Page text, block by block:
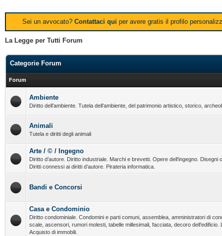
Sei un avvocato? Contattaci qui per avere gratis il profilo
La Legge per Tutti Forum
Categorie Forum
Forum
Ambiente
Diritto dell’ambiente. Tutela dell’ambiente, del patrimonio artistico, storico,
Animali
Tutela e diritti degli animali
Arte / © / Ingegno
Diritto d’autore. Diritto industriale. Marchi e brevetti. Opere dell’ingegno. Disegni
Diritti connessi ai diritti d’autore. Pirateria informatica.
Bandi e Concorsi
Casa e Condominio
Diritto condominiale. Condomini e parti comuni, assemblea, amministratori di
scale, ascensori, rumori molesti, tabelle millesimali, facciata, decoro
Acquisto di immobili.